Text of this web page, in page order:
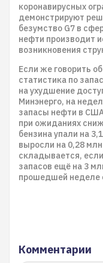
коронавирусных
демонстрируют
безумство G7 в
нефти производит
возникновения
Если же говорить
статистика по
на ухудшение
Минэнерго, на
запасы нефти в
при ожиданиях
бензина упали на
выросли на 0,28
складывается,
запасов ещё на 3
прошедшей неделе
Комментарии